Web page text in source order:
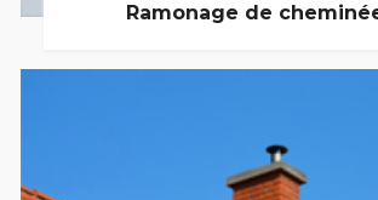
Ramonage de